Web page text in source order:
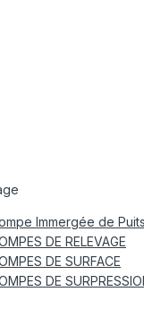
Immergée de Puits
DE RELEVAGE
DE SURFACE
DE